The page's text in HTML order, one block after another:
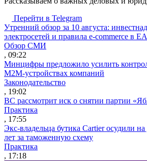
Перейти в Telegram
Утренний обзор за 10 августа:
электросетей и правила e-commerce в
Обзор СМИ
, 09:22
Минцифры предложило усилить
M2M-устройствах компаний
Законодательство
, 19:02
ВС рассмотрит иск о снятии партии
Практика
, 17:55
Экс-владельца бутика Cartier осудили
лет за таможенную схему
Практика
, 17:18